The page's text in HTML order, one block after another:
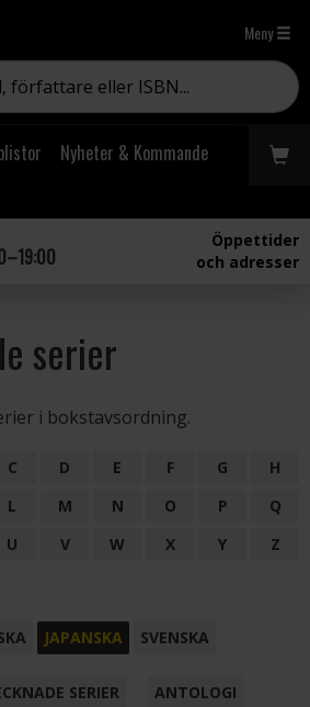
Meny
Nyheter & Kommande
Öppettider
och adresser
serier
i bokstavsordning.
C D E F G
H
L M N O P
Q
U V W X Y
Z
JAPANSKA SVENSKA
SERIER
ANTOLOGI